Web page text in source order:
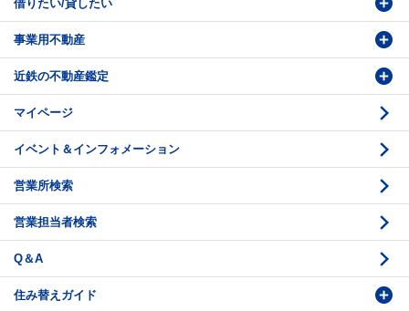
投資・事業用検索
購入のお問い合わせ
売却相談
借りたい/貸したい
賃貸物件検索
学園前賃貸センター
賃貸借のお問い合わせ
事業用不動産
購入・売却の流れ
収益不動産の取扱
底地の資産性
相続と不動産
不動産投資のQ＆A
法人営業センター紹介
近鉄の不動産鑑定
時価評価支援
鑑定評価ご相談例
鑑定評価の流れ
お問い合わせ・ご相談
鑑定センター紹介
マイページ
イベント＆インフォメーション
営業所検索
営業担当者検索
Q＆A
住み替えガイド